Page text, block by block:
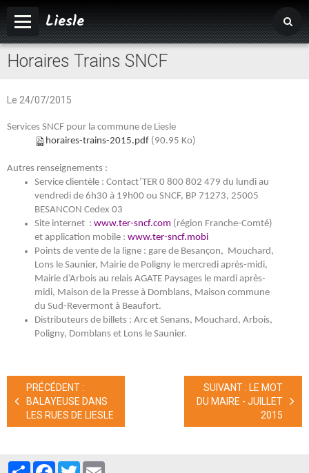
Liesle
Accueil
Vie associative
Tourisme
Agenda
Album photos
Horaires Trains SNCF
Le 24/07/2015
Services SNCF pour la commune de Liesle
horaires-trains-2015.pdf (90.95 Ko)
Autres renseignements :
Service clientèle : Contact’TER 0 800 802 479 du lundi au
vendredi de 6h30 à 19h00 ou SNCF, BP 71273, 25005
BESANCON Cedex 03
Site internet : www.ter-sncf.com (région Franche-Comté)
et application mobile : www.ter-sncf.mobi
Points de vente de la ligne : gare de Besançon, Mouchard,
Lons le Saunier, Mairie de Poligny le mercredi après-midi,
Mairie d’Arbois au relais AGATE Paysages le mardi après-
midi, Maison de la Presse à Domblans, Maison commune
du Sud-Revermont à Beaufort.
Distributeurs de billets : Arc et Senans, Mouchard, Arbois,
Poligny, Domblans et Lons le Saunier.
PRÉCÉDENT :
BALAYEUSE DANS
LES RUES DE LIESLE
SUIVANT : LE MOT
DU MAIRE - JUILLET
2015
PartagerFacebook
Twitter